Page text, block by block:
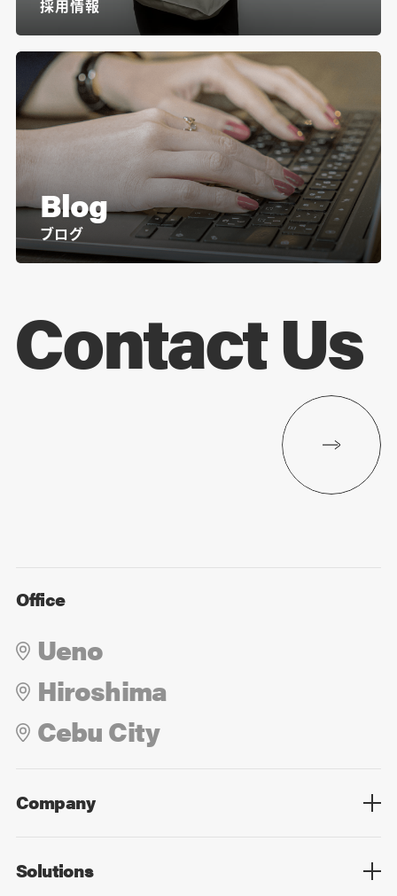
採用情報
Blog
ブログ
Contact Us
Office
Ueno
Hiroshima
Cebu City
Company
Solutions